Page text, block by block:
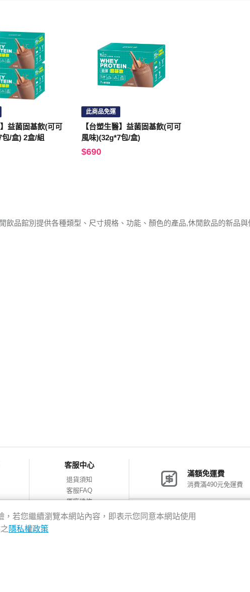
】益菌固基飲(可可
/盒) 2盒/組
此商品免運
【台塑生醫】益菌固基飲(可可
風味)(32g*7包/盒)
$690
飲品館別提供各種類型、尺寸規格、功能、顏色的產品,休閒飲品的新品
客服中心
退貨須知
客服FAQ
原廠維修
網購包裝減量
滿額免運費
消費滿490元免運費
神腦會員福利
若您繼續瀏覽本網站內容，即表示您同意本網站使用
隱私權政策